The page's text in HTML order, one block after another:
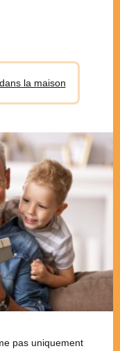
dans la maison
pas uniquement